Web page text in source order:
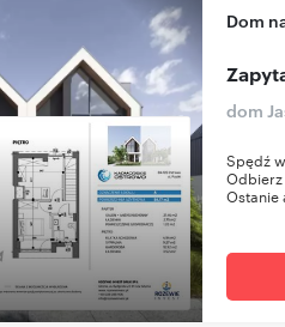
dom
dom
Spędź
Odbierz
Ostanie